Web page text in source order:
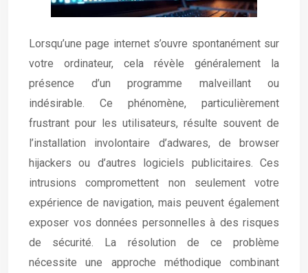
Lorsqu’une page internet s’ouvre spontanément sur
votre ordinateur, cela révèle généralement la
présence d’un programme malveillant ou
indésirable. Ce phénomène, particulièrement
frustrant pour les utilisateurs, résulte souvent de
l’installation involontaire d’adwares, de browser
hijackers ou d’autres logiciels publicitaires. Ces
intrusions compromettent non seulement votre
expérience de navigation, mais peuvent également
exposer vos données personnelles à des risques
de sécurité. La résolution de ce problème
nécessite une approche méthodique combinant